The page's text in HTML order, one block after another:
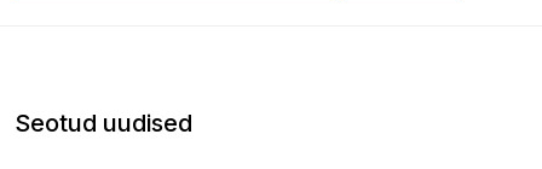
Seotud uudised